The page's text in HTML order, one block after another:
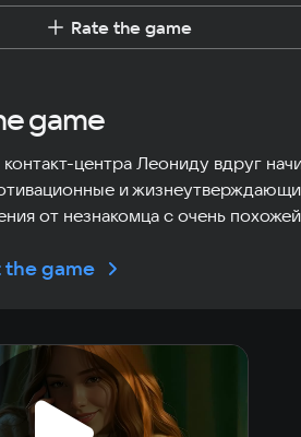
Rate the game
game
центра Леониду вдруг
и
от незнакомца с очень похожей
the game